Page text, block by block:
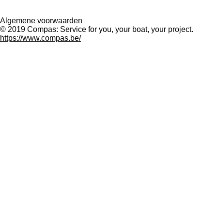
Algemene voorwaarden
© 2019 Compas: Service for you, your boat, your project.
https://www.compas.be/